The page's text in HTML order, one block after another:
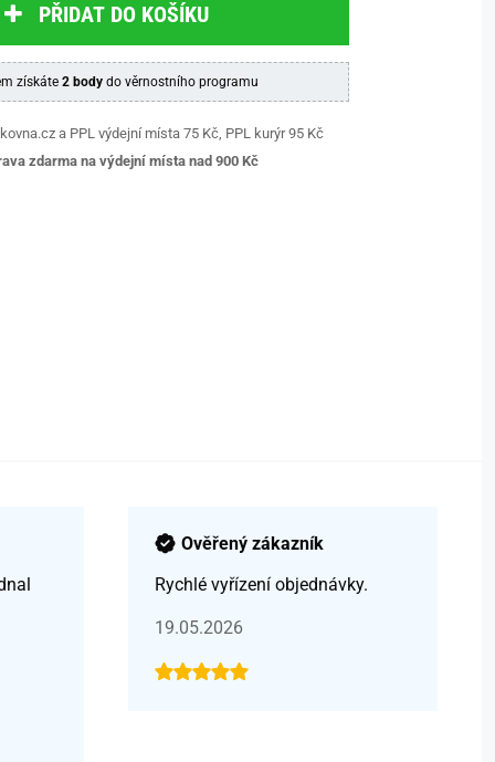
PŘIDAT DO KOŠÍKU
získáte 2 bodydo věrnostního programu
a PPL výdejní místa 75 Kč, PPL kurýr 95 Kč
zdarma na výdejní místa nad 900 Kč
Ověřený zákazník
Rychlé vyřízení objednávky.
19.05.2026